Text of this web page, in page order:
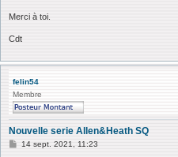
Merci à toi.
Cdt
felin54
Membre
Nouvelle serie Allen&Heath SQ
M
14 sept. 2021, 11:23